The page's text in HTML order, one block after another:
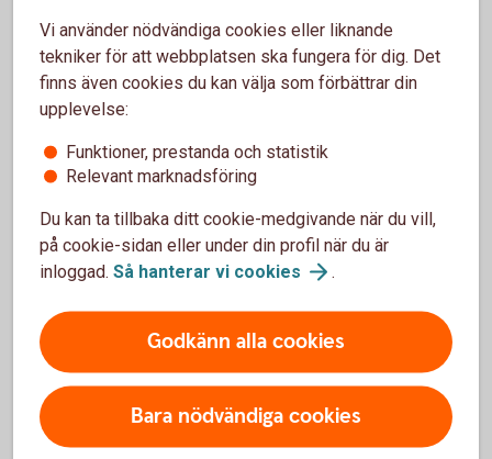
Vagnpark via AutoPlan
Vagnpark via
Information om klimatpremie och ansökan
Sälja leasingbil
Ska du sälja din leasingbil? Du kan få en kostnadsfri
värdering och sedan få hjälp att sälja din nuvarande
Vi använder nödvändiga cookies eller liknande
tekniker för att webbplatsen ska fungera för dig. Det
finns även cookies du kan välja som förbättrar din
upplevelse:
Funktioner, prestanda och statistik
Relevant marknadsföring
Du kan ta tillbaka ditt cookie-medgivande när du vill,
på cookie-sidan eller under din profil när du är
inloggad. Så hanterar vi cookies .
Godkänn alla cookies
Bara nödvändiga cookies